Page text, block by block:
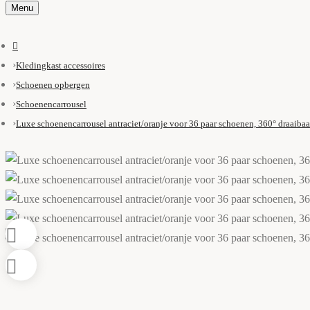
Menu
Kledingkast accessoires
Schoenen opbergen
Schoenencarrousel
Luxe schoenencarrousel antraciet/oranje voor 36 paar schoenen, 360°